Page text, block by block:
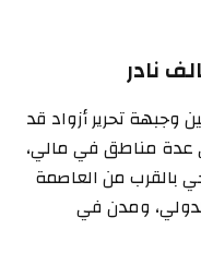
نادر
وجبهة تحرير أزواد قد
عدة مناطق في مالي،
بالقرب من العاصمة
ومدن في